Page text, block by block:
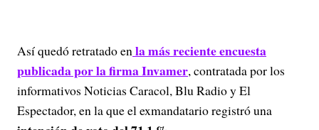
Así quedó retratado enla más reciente encuesta
publicada por la firma Invamer, contratada por los
informativos Noticias Caracol, Blu Radio y El
Espectador, en la que el exmandatario registró una